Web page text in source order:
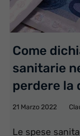
Come
sanitarie
perdere la
21 Marzo 2022
Le spese